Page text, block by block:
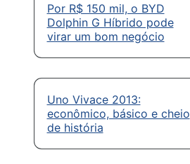
Por R$ 150 mil, o BYD
Dolphin G Híbrido pode
virar um bom negócio
Uno Vivace 2013:
econômico, básico e cheio
de história